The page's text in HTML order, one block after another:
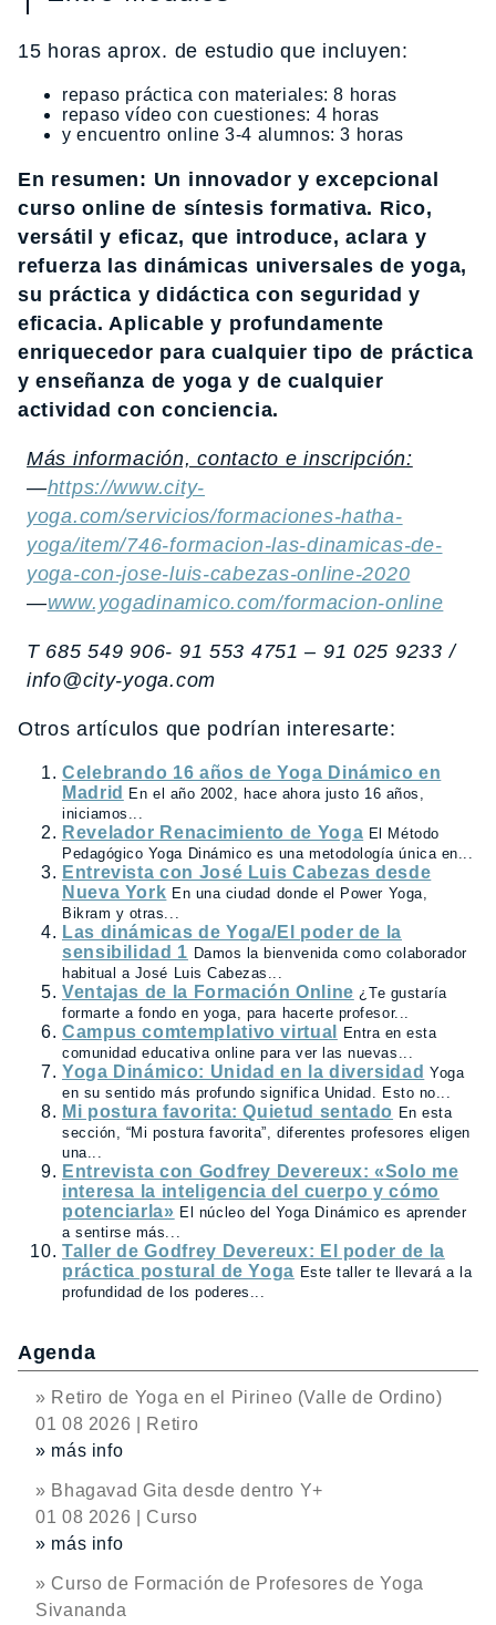
15 horas aprox. de estudio que incluyen:
repaso práctica con materiales: 8 horas
repaso vídeo con cuestiones: 4 horas
y encuentro online 3-4 alumnos: 3 horas
En resumen: Un innovador y excepcional
curso online de síntesis formativa. Rico,
versátil y eficaz, que introduce, aclara y
refuerza las dinámicas universales de yoga,
su práctica y didáctica con seguridad y
eficacia. Aplicable y profundamente
enriquecedor para cualquier tipo de práctica
y enseñanza de yoga y de cualquier
actividad con conciencia.
Más información, contacto e inscripción:
—https://www.city-
yoga.com/servicios/formaciones-hatha-
yoga/item/746-formacion-las-dinamicas-de-
yoga-con-jose-luis-cabezas-online-2020
—www.yogadinamico.com/formacion-online
T 685 549 906- 91 553 4751 – 91 025 9233 /
info@city-yoga.com
Otros artículos que podrían interesarte:
Celebrando 16 años de Yoga Dinámico en
Madrid En el año 2002, hace ahora justo 16 años,
iniciamos...
Revelador Renacimiento de Yoga El Método
Pedagógico Yoga Dinámico es una metodología única en...
Entrevista con José Luis Cabezas desde
Nueva York En una ciudad donde el Power Yoga,
Bikram y otras...
Las dinámicas de Yoga/El poder de la
sensibilidad 1 Damos la bienvenida como colaborador
habitual a José Luis Cabezas...
Ventajas de la Formación Online ¿Te gustaría
formarte a fondo en yoga, para hacerte profesor...
Campus comtemplativo virtual
Entra en esta
comunidad educativa online para ver las nuevas...
Yoga Dinámico: Unidad en la diversidad Yoga
en su sentido más profundo significa Unidad. Esto no...
Mi postura favorita: Quietud sentado En esta
sección, “Mi postura favorita”, diferentes profesores eligen
una...
Entrevista con Godfrey Devereux: «Solo me
interesa la inteligencia del cuerpo y cómo
potenciarla» El núcleo del Yoga Dinámico es aprender
a sentirse más...
Taller de Godfrey Devereux: El poder de la
práctica postural de Yoga Este taller te llevará a la
profundidad de los poderes...
Agenda
» Retiro de Yoga en el Pirineo (Valle de Ordino)
01 08 2026 | Retiro
» más info
» Bhagavad Gita desde dentro Y+
01 08 2026 | Curso
» más info
» Curso de Formación de Profesores de Yoga
Sivananda